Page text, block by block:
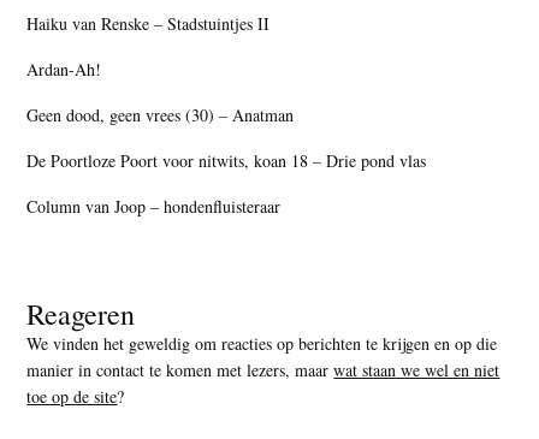
Haiku van Renske – Stadstuintjes II
Ardan-Ah!
Geen dood, geen vrees (30) – Anatman
De Poortloze Poort voor nitwits, koan 18 – Drie pond vlas
Column van Joop – hondenfluisteraar
Reageren
We vinden het geweldig om reacties op berichten te krijgen en op die
manier in contact te komen met lezers, maarwat staan we wel en niet
toe op de site?